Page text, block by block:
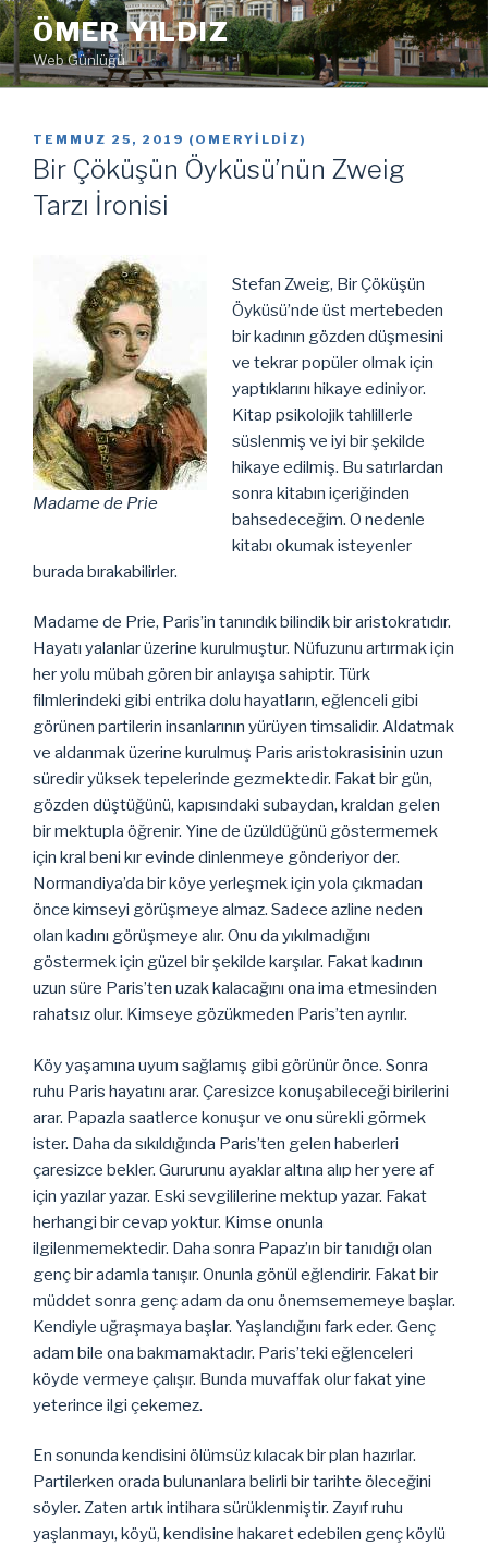
İçeriğe
geç ÖMER YILDIZ
Web Günlüğü
YAYIM
TARIHI
TEMMUZ 25, 2019 ( OMERYILDIZ)
Bir Çöküşün Öyküsü’nün Zweig
Tarzı İronisi
Madame de Prie
Stefan Zweig, Bir Çöküşün
Öyküsü’nde üst mertebeden
bir kadının gözden düşmesini
ve tekrar popüler olmak için
yaptıklarını hikaye ediniyor.
Kitap psikolojik tahlillerle
süslenmiş ve iyi bir şekilde
hikaye edilmiş. Bu satırlardan
sonra kitabın içeriğinden
bahsedeceğim. O nedenle
kitabı okumak isteyenler
burada bırakabilirler.
Madame de Prie, Paris’in tanındık bilindik bir aristokratıdır.
Hayatı yalanlar üzerine kurulmuştur. Nüfuzunu artırmak için
her yolu mübah gören bir anlayışa sahiptir. Türk
filmlerindeki gibi entrika dolu hayatların, eğlenceli gibi
görünen partilerin insanlarının yürüyen timsalidir. Aldatmak
ve aldanmak üzerine kurulmuş Paris aristokrasisinin uzun
süredir yüksek tepelerinde gezmektedir. Fakat bir gün,
gözden düştüğünü, kapısındaki subaydan, kraldan gelen
bir mektupla öğrenir. Yine de üzüldüğünü göstermemek
için kral beni kır evinde dinlenmeye gönderiyor der.
Normandiya’da bir köye yerleşmek için yola çıkmadan
önce kimseyi görüşmeye almaz. Sadece azline neden
olan kadını görüşmeye alır. Onu da yıkılmadığını
göstermek için güzel bir şekilde karşılar. Fakat kadının
uzun süre Paris’ten uzak kalacağını ona ima etmesinden
rahatsız olur. Kimseye gözükmeden Paris’ten ayrılır.
Köy yaşamına uyum sağlamış gibi görünür önce. Sonra
ruhu Paris hayatını arar. Çaresizce konuşabileceği birilerini
arar. Papazla saatlerce konuşur ve onu sürekli görmek
ister. Daha da sıkıldığında Paris’ten gelen haberleri
çaresizce bekler. Gururunu ayaklar altına alıp her yere af
için yazılar yazar. Eski sevgililerine mektup yazar. Fakat
herhangi bir cevap yoktur. Kimse onunla
ilgilenmemektedir. Daha sonra Papaz’ın bir tanıdığı olan
genç bir adamla tanışır. Onunla gönül eğlendirir. Fakat bir
müddet sonra genç adam da onu önemsememeye başlar.
Kendiyle uğraşmaya başlar. Yaşlandığını fark eder. Genç
adam bile ona bakmamaktadır. Paris’teki eğlenceleri
köyde vermeye çalışır. Bunda muvaffak olur fakat yine
yeterince ilgi çekemez.
En sonunda kendisini ölümsüz kılacak bir plan hazırlar.
Partilerken orada bulunanlara belirli bir tarihte öleceğini
söyler. Zaten artık intihara sürüklenmiştir. Zayıf ruhu
yaşlanmayı, köyü, kendisine hakaret edebilen genç köylü